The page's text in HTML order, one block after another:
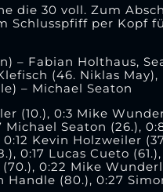
die 30 voll. Zum
Schlusspfiff per Kopf
– Fabian Holthaus,
(46. Niklas
– Michael Seaton
(10.), 0:3 Mike
Seaton (26.),
Kevin Holzweiler
0:17 Lucas Cueto
0:22 Mike
Handle (80.), 0:27